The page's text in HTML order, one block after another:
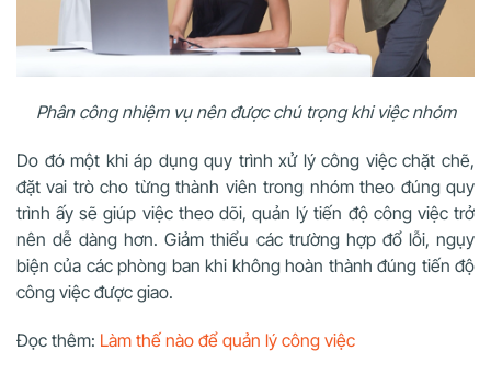
Phân công nhiệm vụ nên được chú trọng khi việc nhóm
Do đó một khi áp dụng quy trình xử lý công việc chặt chẽ,
đặt vai trò cho từng thành viên trong nhóm theo đúng quy
trình ấy sẽ giúp việc theo dõi, quản lý tiến độ công việc trở
nên dễ dàng hơn. Giảm thiểu các trường hợp đổ lỗi, ngụy
biện của các phòng ban khi không hoàn thành đúng tiến độ
công việc được giao.
Đọc thêm: Làm thế nào để quản lý công việc